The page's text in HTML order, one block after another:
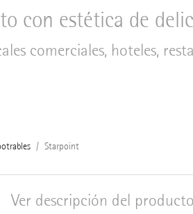
con estética de
comerciales, hoteles,
Starpoint
Ver descripción del producto